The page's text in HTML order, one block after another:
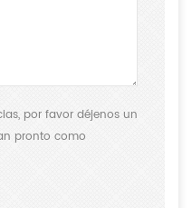
por favor déjenos un
pronto como